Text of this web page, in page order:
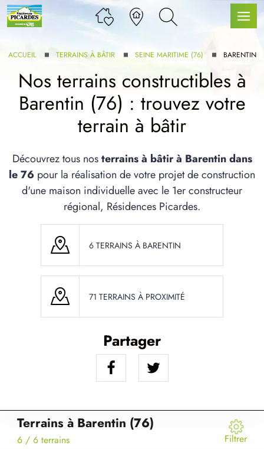
GAMME
SERVICE BDL EXTENSION
ACCUEIL TERRAINS À BÂTIR SEINE MARITIME (76) BARENTIN
Nos terrains constructibles à
Barentin (76) : trouvez votre
terrain à bâtir
Découvrez tous nosterrains à bâtir à Barentin dans
le 76 pour la réalisation de votre projet de construction
d'une maison individuelle avec le 1er constructeur
régional, Résidences Picardes.
6 TERRAINS À BARENTIN
71 TERRAINS À PROXIMITÉ
Partager
Terrains à Barentin (76)
6 / 6 terrains Filtrer